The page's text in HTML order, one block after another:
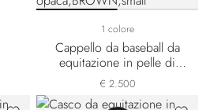
1 colore
Cappello da baseball da
equitazione in pelle di
coccodrillo opaca
€ 2.500